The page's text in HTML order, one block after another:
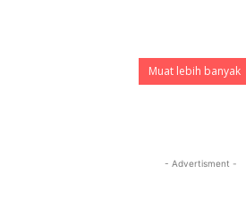
Muat lebih banyak
- Advertisment -